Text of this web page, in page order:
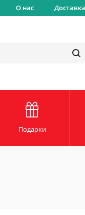
Бесплатная
О нас Доставка
Подарки